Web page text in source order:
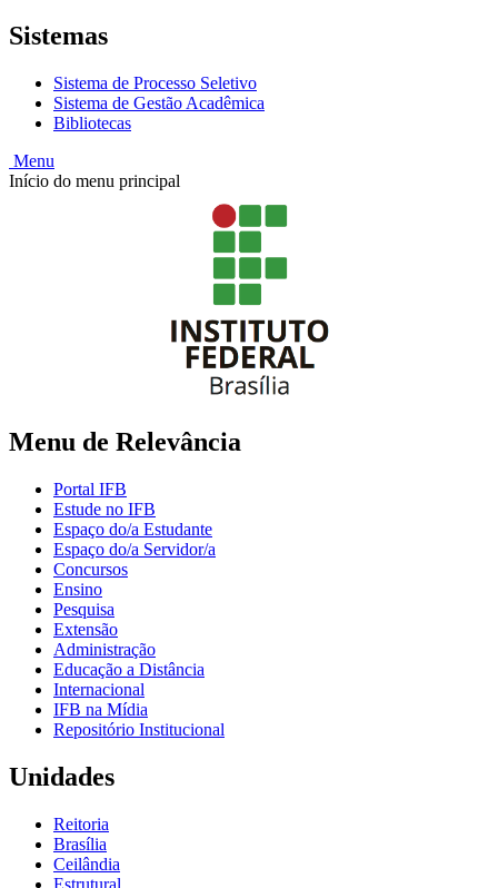
Sistemas
Sistema de Processo Seletivo
Sistema de Gestão Acadêmica
Bibliotecas
Menu
Início do menu principal
Menu de Relevância
Portal IFB
Estude no IFB
Espaço do/a Estudante
Espaço do/a Servidor/a
Concursos
Ensino
Pesquisa
Extensão
Administração
Educação a Distância
Internacional
IFB na Mídia
Repositório Institucional
Unidades
Reitoria
Brasília
Ceilândia
Estrutural